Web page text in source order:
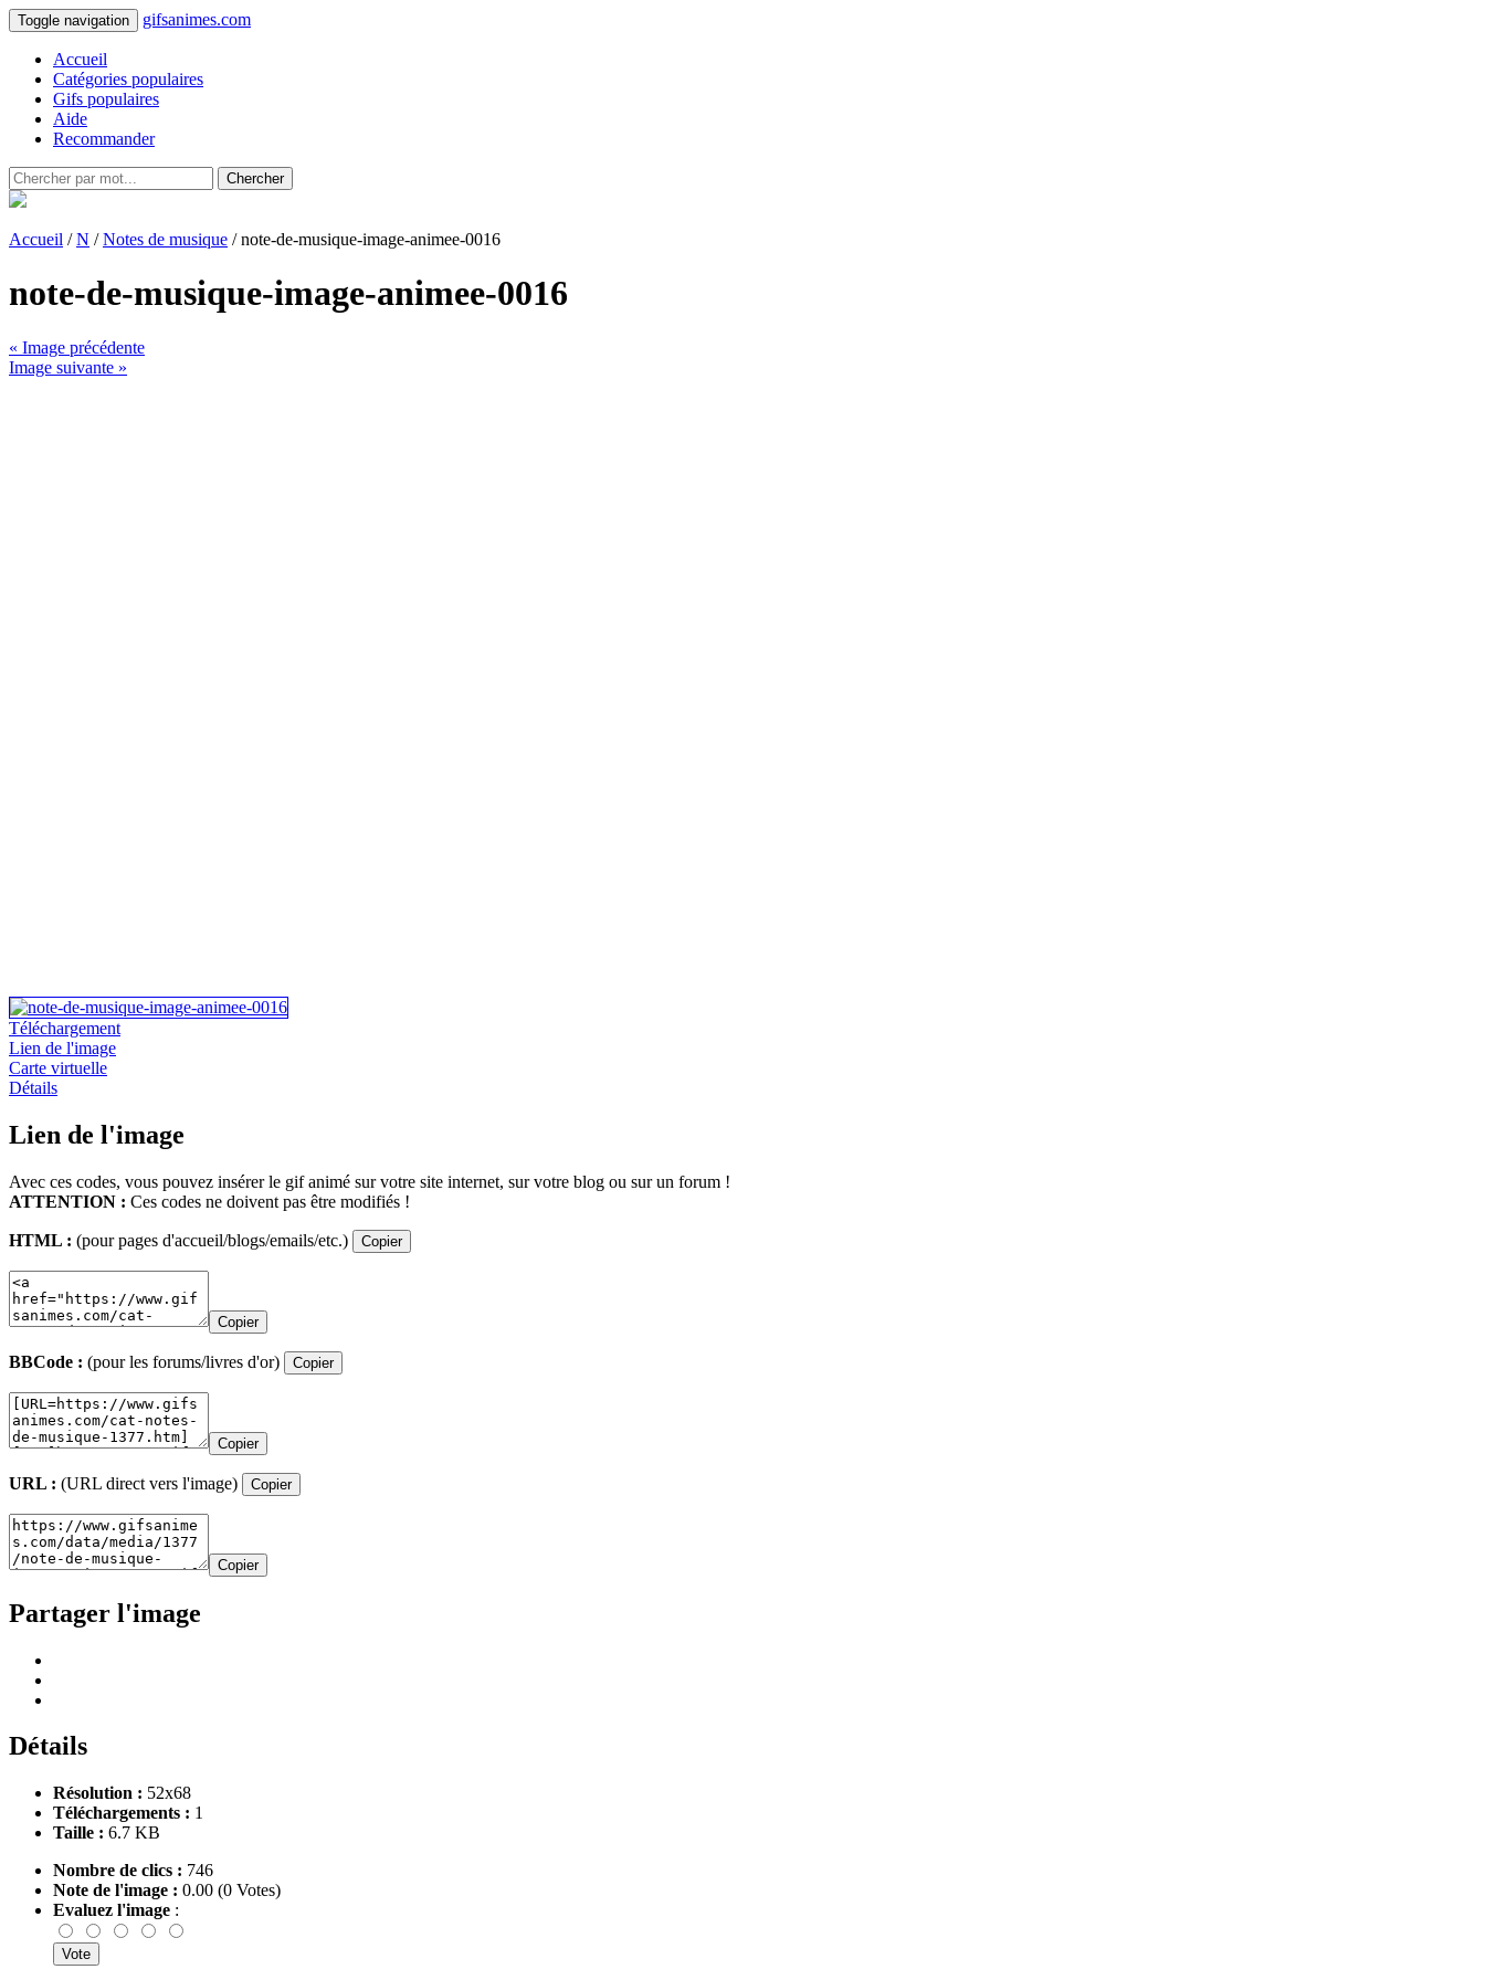
Toggle navigation gifsanimes.com
Accueil
Catégories populaires
Gifs populaires
Aide
Recommander
Chercher
Accueil /N /Notes de musique / note-de-musique-image-animee-0016
note-de-musique-image-animee-0016
« Image précédente
Image suivante »
Téléchargement
Lien de l'image
Carte virtuelle
Détails
Lien de l'image
Avec ces codes, vous pouvez insérer le gif animé sur votre site internet, sur votre blog ou sur un forum !
ATTENTION : Ces codes ne doivent pas être modifiés !
HTML : (pour pages d'accueil/blogs/emails/etc.) Copier
Copier
BBCode : (pour les forums/livres d'or) Copier
Copier
URL : (URL direct vers l'image) Copier
Copier
Partager l'image
Détails
Résolution : 52x68
Téléchargements : 1
Taille : 6.7 KB
Nombre de clics : 746
Note de l'image : 0.00 (0 Votes)
Evaluez l'image :